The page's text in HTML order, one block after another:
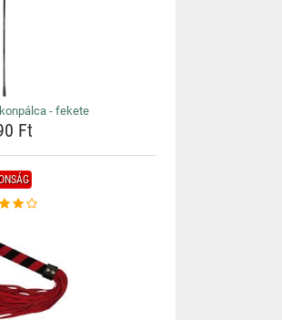
- fekete
Ft